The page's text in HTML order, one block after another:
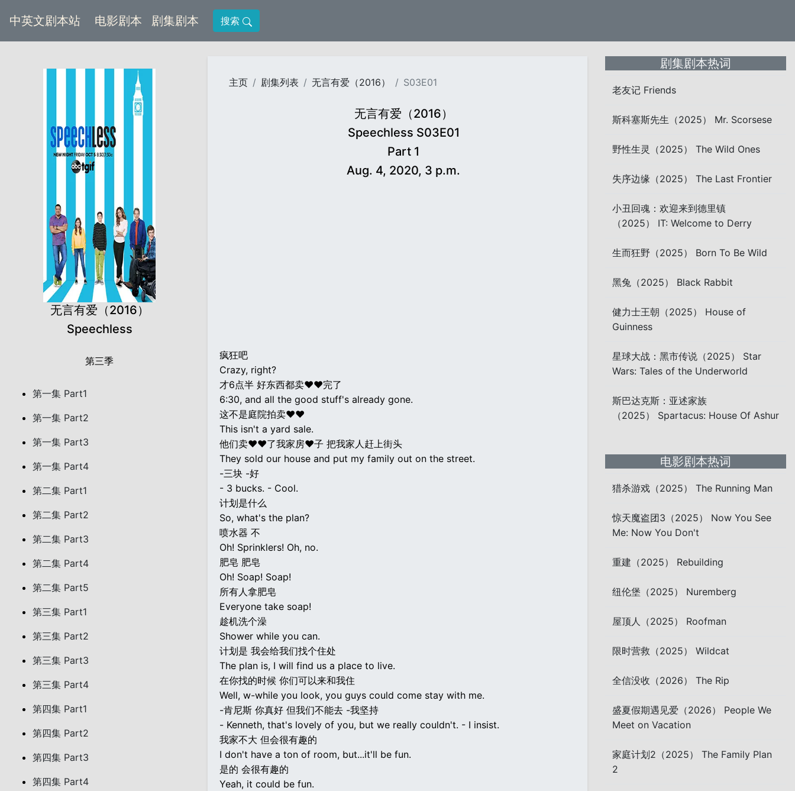
中英文剧本站 电影剧本 (current)
剧集剧本 (current)
搜索
无言有爱（2016）
Speechless
第三季
第一集 Part1
第一集 Part2
第一集 Part3
第一集 Part4
第二集 Part1
第二集 Part2
第二集 Part3
第二集 Part4
第二集 Part5
第三集 Part1
第三集 Part2
第三集 Part3
第三集 Part4
第四集 Part1
第四集 Part2
第四集 Part3
第四集 Part4
主页 剧集列表 无言有爱（2016） S03E01
无言有爱（2016）
Speechless S03E01
Part 1
Aug. 4, 2020, 3 p.m.
疯狂吧
Crazy, right?
才6点半 好东西都卖♥♥完了
6:30, and all the good stuff's already gone.
这不是庭院拍卖♥♥
This isn't a yard sale.
他们卖♥♥了我家房♥子 把我家人赶上街头
They sold our house and put my family out on the street.
-三块 -好
- 3 bucks. - Cool.
计划是什么
So, what's the plan?
喷水器 不
Oh! Sprinklers! Oh, no.
肥皂 肥皂
Oh! Soap! Soap!
所有人拿肥皂
Everyone take soap!
趁机洗个澡
Shower while you can.
计划是 我会给我们找个住处
The plan is, I will find us a place to live.
在你找的时候 你们可以来和我住
Well, w-while you look, you guys could come stay with me.
-肯尼斯 你真好 但我们不能去 -我坚持
- Kenneth, that's lovely of you, but we really couldn't. - I insist.
我家不大 但会很有趣的
I don't have a ton of room, but...it'll be fun.
是的 会很有趣的
Yeah, it could be fun.
剧集剧本热词
老友记 Friends
斯科塞斯先生（2025） Mr. Scorsese
野性生灵（2025） The Wild Ones
失序边缘（2025） The Last Frontier
小丑回魂：欢迎来到德里镇
（2025） IT: Welcome to Derry
生而狂野（2025） Born To Be Wild
黑兔（2025） Black Rabbit
健力士王朝（2025） House of
Guinness
星球大战：黑市传说（2025） Star
Wars: Tales of the Underworld
斯巴达克斯：亚述家族
（2025） Spartacus: House Of Ashur
电影剧本热词
猎杀游戏（2025） The Running Man
惊天魔盗团3（2025） Now You See
Me: Now You Don't
重建（2025） Rebuilding
纽伦堡（2025） Nuremberg
屋顶人（2025） Roofman
限时营救（2025） Wildcat
全信没收（2026） The Rip
盛夏假期遇见爱（2026） People We
Meet on Vacation
家庭计划2（2025） The Family Plan
2